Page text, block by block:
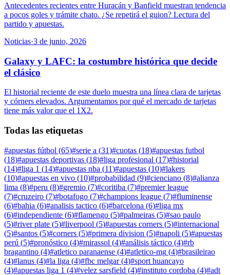
Antecedentes recientes entre Huracán y Banfield muestran tendencia
a pocos goles y trámite chato. ¿Se repetirá el guion? Lectura del
partido y apuestas.
Noticias·3 de junio, 2026
Galaxy y LAFC: la costumbre histórica que decide
el clásico
El historial reciente de este duelo muestra una línea clara de tarjetas
y córners elevados. Argumentamos por qué el mercado de tarjetas
tiene más valor que el 1X2.
Todas las etiquetas
#apuestas fútbol (65)#serie a (31)#cuotas (18)#apuestas futbol
(18)#apuestas deportivas (18)#liga profesional (17)#historial
(14)#liga 1 (14)#apuestas nba (11)#apuestas (10)#lakers
(10)#apuestas en vivo (10)#probabilidad (9)#cienciano (8)#alianza
lima (8)#peru (8)#gremio (7)#coritiba (7)#premier league
(7)#cruzeiro (7)#botafogo (7)#champions league (7)#fluminense
(6)#bahia (6)#analisis tactico (6)#barcelona (6)#liga mx
(6)#independiente (6)#flamengo (5)#palmeiras (5)#sao paulo
(5)#river plate (5)#liverpool (5)#apuestas corners (5)#internacional
(5)#santos (5)#corners (5)#primera division (5)#napoli (5)#apuestas
perú (5)#pronóstico (4)#mirassol (4)#análisis táctico (4)#rb
bragantino (4)#atletico paranaense (4)#atletico-mg (4)#brasileirao
(4)#lanus (4)#la liga (4)#fbc melgar(4)#sport huancayo
(4)#apuestas liga 1 (4)#velez sarsfield (4)#instituto cordoba (4)#adt